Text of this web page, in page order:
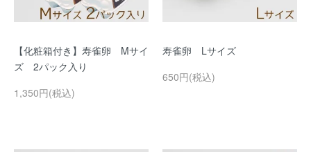
【化粧箱付き】寿雀卵 Mサイ
ズ 2パック入り
1,350円(税込)
寿雀卵 Lサイズ
650円(税込)